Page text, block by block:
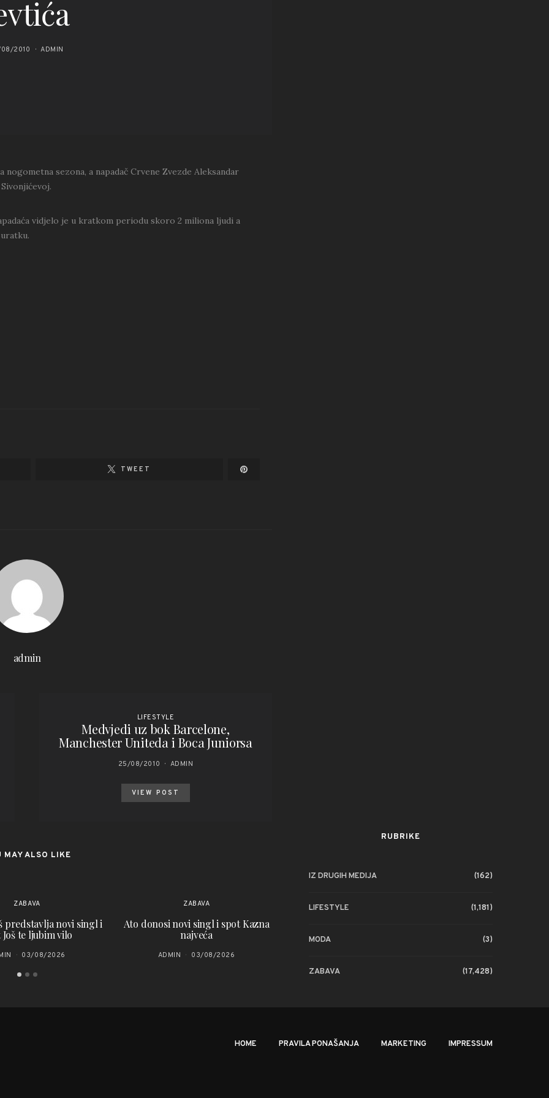
2010 ADMIN
sezona, a napadač Crvene Zvezde Aleksandar
vidjelo je u kratkom periodu skoro 2 miliona ljudi a
TWEET
admin
LIFESTYLE
Medvjedi uz bok Barcelone,
Manchester Uniteda i Boca Juniorsa
25/08/2010 ADMIN
VIEW POST
MAY ALSO LIKE
ZABAVA
predstavlja novi singl i
Još te ljubim vilo
03/08/2026
ZABAVA
Ato donosi novi singl i spot Kazna
najveća
ADMIN 03/08/2026
pjesmu Laži, Mare – emotivnu
posvetu majci i baki
ADMIN
domoljubnoj
RUBRIKE
IZ DRUGIH MEDIJA (162)
LIFESTYLE (1,181)
MODA (3)
ZABAVA (17,428)
HOME PRAVILA PONAŠANJA MARKETING IMPRESSUM